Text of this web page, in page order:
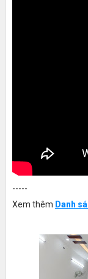
-----
Xem thêm Danh